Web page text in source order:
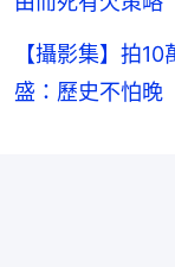
【攝影集】拍
盛：歷史不怕晚